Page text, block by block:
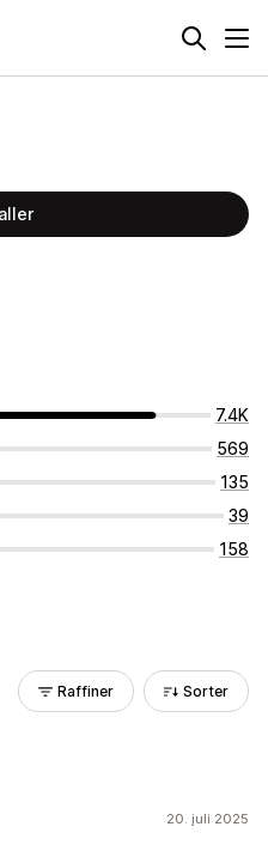
7.4K
569
135
39
158
Raffiner Sorter
20. juli 2025